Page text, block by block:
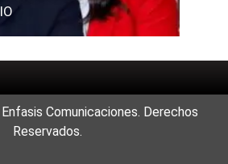
Comunicaciones. Derechos
Reservados.